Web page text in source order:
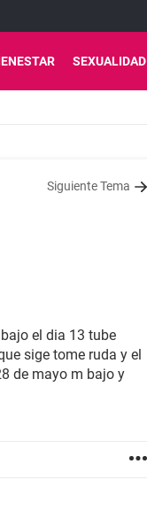
SEXUALIDAD
Siguiente Tema
el dia 13 tube
sige tome ruda y el
de mayo m bajo y